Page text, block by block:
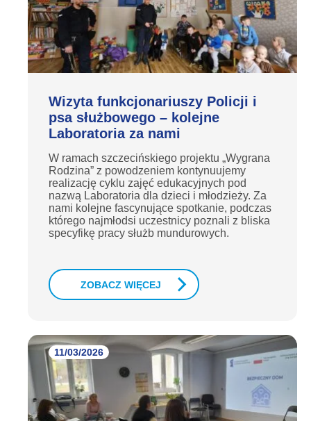
Wizyta funkcjonariuszy Policji i
psa służbowego – kolejne
Laboratoria za nami
W ramach szczecińskiego projektu „Wygrana
Rodzina” z powodzeniem kontynuujemy
realizację cyklu zajęć edukacyjnych pod
nazwą Laboratoria dla dzieci i młodzieży. Za
nami kolejne fascynujące spotkanie, podczas
którego najmłodsi uczestnicy poznali z bliska
specyfikę pracy służb mundurowych.
ZOBACZ WIĘCEJ
11/03/2026